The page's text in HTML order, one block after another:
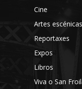
Cine
Artes escénicas
Reportaxes
Expos
Libros
Viva o San